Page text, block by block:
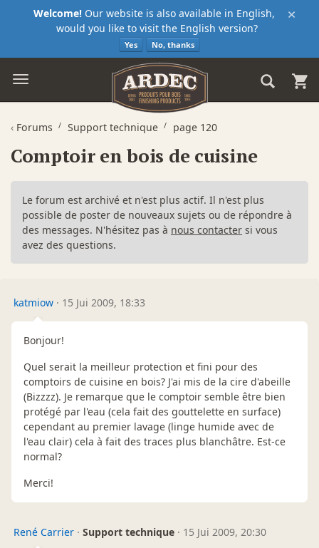
×
Welcome! Our website is also available in English,
would you like to visit the English version?
Yes No, thanks
‹ Forums Support technique page 120
Comptoir en bois de cuisine
Le forum est archivé et n'est plus actif. Il n'est plus
possible de poster de nouveaux sujets ou de répondre à
des messages. N'hésitez pas à nous contacter si vous
avez des questions.
katmiow · 15 Jui 2009, 18:33
Bonjour!
Quel serait la meilleur protection et fini pour des
comptoirs de cuisine en bois? J'ai mis de la cire d'abeille
(Bizzzz). Je remarque que le comptoir semble être bien
protégé par l'eau (cela fait des gouttelette en surface)
cependant au premier lavage (linge humide avec de
l'eau clair) cela à fait des traces plus blanchâtre. Est-ce
normal?
Merci!
René Carrier · Support technique · 15 Jui 2009, 20:30